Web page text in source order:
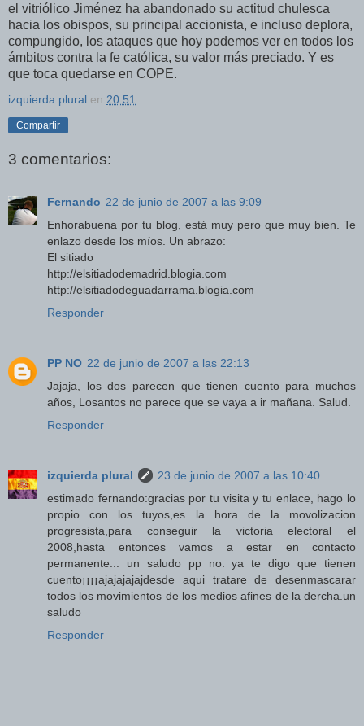
el vitriólico Jiménez ha abandonado su actitud chulesca
hacia los obispos, su principal accionista, e incluso deplora,
compungido, los ataques que hoy podemos ver en todos los
ámbitos contra la fe católica, su valor más preciado. Y es
que toca quedarse en COPE.
izquierda plural en 20:51
Compartir
3 comentarios:
Fernando 22 de junio de 2007 a las 9:09
Enhorabuena por tu blog, está muy pero que muy bien. Te
enlazo desde los míos. Un abrazo:
El sitiado
http://elsitiadodemadrid.blogia.com
http://elsitiadodeguadarrama.blogia.com
Responder
PP NO 22 de junio de 2007 a las 22:13
Jajaja, los dos parecen que tienen cuento para muchos
años, Losantos no parece que se vaya a ir mañana. Salud.
Responder
izquierda plural
23 de junio de 2007 a las 10:40
estimado fernando:gracias por tu visita y tu enlace, hago lo
propio con los tuyos,es la hora de la movolizacion
progresista,para conseguir la victoria electoral el
2008,hasta entonces vamos a estar en contacto
permanente... un saludo pp no: ya te digo que tienen
cuento¡¡¡¡ajajajajajdesde aqui tratare de desenmascarar
todos los movimientos de los medios afines de la dercha.un
saludo
Responder